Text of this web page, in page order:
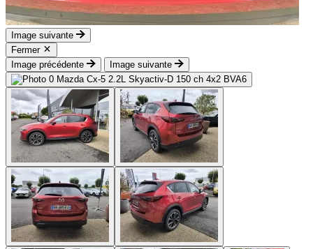
Image suivante
Fermer
Image précédente
Image suivante